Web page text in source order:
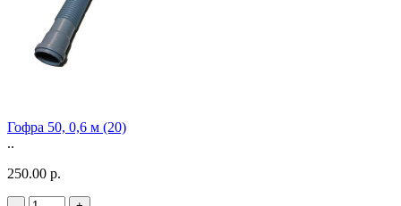
Гофра 50, 0,6 м (20)
..
250.00 р.